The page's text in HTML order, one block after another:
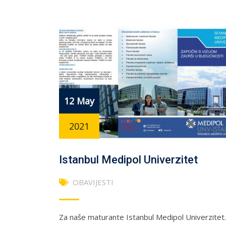
12 May
2021
Istanbul Medipol Univerzitet
OBAVIJESTI
Za naše maturante Istanbul Medipol Univerzitet.